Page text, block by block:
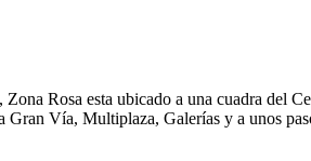
Rosa esta ubicado a una cuadra del
Gran Vía, Multiplaza, Galerías y a unos